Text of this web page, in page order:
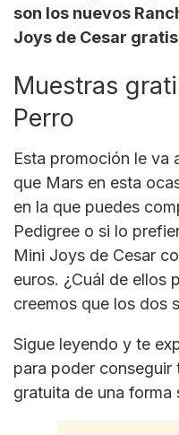
son los nuevos
Joys de Cesar
Muestras
Perro
Esta promoción le va
que Mars en esta
en la que puedes
Pedigree o si lo
Mini Joys de Cesar
euros. ¿Cuál de ellos
creemos que los dos
Sigue leyendo y te
para poder conseguir
gratuita de una forma